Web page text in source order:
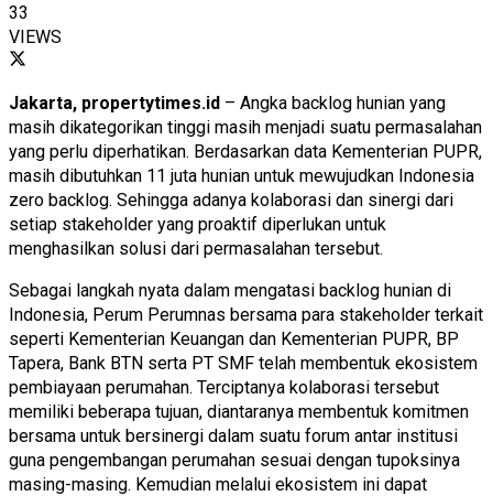
33
VIEWS
Jakarta, propertytimes.id – Angka backlog hunian yang
masih dikategorikan tinggi masih menjadi suatu permasalahan
yang perlu diperhatikan. Berdasarkan data Kementerian PUPR,
masih dibutuhkan 11 juta hunian untuk mewujudkan Indonesia
zero backlog. Sehingga adanya kolaborasi dan sinergi dari
setiap stakeholder yang proaktif diperlukan untuk
menghasilkan solusi dari permasalahan tersebut.
Sebagai langkah nyata dalam mengatasi backlog hunian di
Indonesia, Perum Perumnas bersama para stakeholder terkait
seperti Kementerian Keuangan dan Kementerian PUPR, BP
Tapera, Bank BTN serta PT SMF telah membentuk ekosistem
pembiayaan perumahan. Terciptanya kolaborasi tersebut
memiliki beberapa tujuan, diantaranya membentuk komitmen
bersama untuk bersinergi dalam suatu forum antar institusi
guna pengembangan perumahan sesuai dengan tupoksinya
masing-masing. Kemudian melalui ekosistem ini dapat